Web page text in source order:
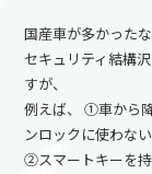
国産車が多かった
セキュリティ結構
すが、
例えば、 ①車から
ンロックに使わな
②スマートキーを